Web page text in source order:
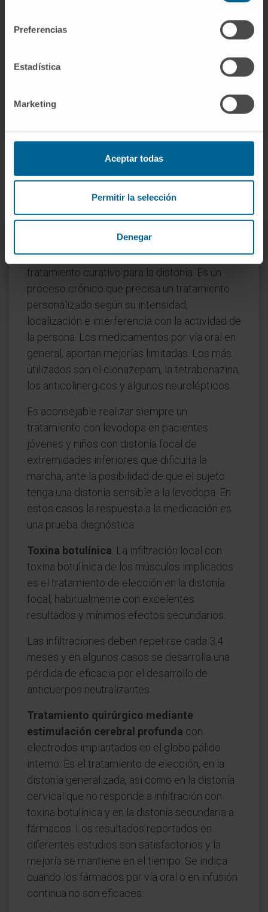
Preferencias
Estadística
Marketing
Aceptar todas
Permitir la selección
Denegar
sujetos menores de 50 años deben incluir
sangre y metabolismo del hierro y una RM
necesario realizar un estudio genético.
¿Cómo se trata la distonía?
Actualmente, no disponemos de un
tratamiento curativo para la distonía. Es un
proceso crónico que precisa un tratamiento
personalizado según su intensidad,
localización e interferencia con la actividad de
la persona. Los medicamentos por vía oral en
general, aportan mejorías limitadas. Los más
utilizados son el clonazepam, la tetrabenazina,
los anticolinergicos y algunos neurolépticos.
Es aconsejable realizar siempre un
tratamiento con levodopa en pacientes
jóvenes y niños con distonía focal de
extremidades inferiores que dificulta la
marcha, ante la posibilidad de que el sujeto
tenga una distonía sensible a la levodopa. En
estos casos la respuesta a la medicación es
una prueba diagnóstica
Toxina botulínica . La infiltración local con
toxina botulínica de los músculos implicados
es el tratamiento de elección en la distonía
focal, habitualmente con excelentes
resultados y mínimos efectos secundarios.
Las infiltraciones deben repetirse cada 3,4
meses y en algunos casos se desarrolla una
pérdida de eficacia por el desarrollo de
anticuerpos neutralizantes.
Tratamiento quirúrgico mediante
estimulación cerebral profunda con
electrodos implantados en el globo pálido
interno. Es el tratamiento de elección, en la
distonía generalizada, asi como en la distonía
cervical que no responde a infiltración con
toxina botulínica y en la distonía secundaria a
fármacos. Los resultados reportados en
diferentes estudios son satisfactorios y la
mejoría se mantiene en el tiempo. Se indica
cuando los fármacos por vía oral o en infusión
continua no son eficaces.